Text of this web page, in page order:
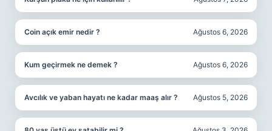
Coin açık emir nedir ? Ağustos 6, 2026
Kum geçirmek ne demek ? Ağustos 6, 2026
Avcılık ve yaban hayatı ne kadar maaş alır ? Ağustos 5, 2026